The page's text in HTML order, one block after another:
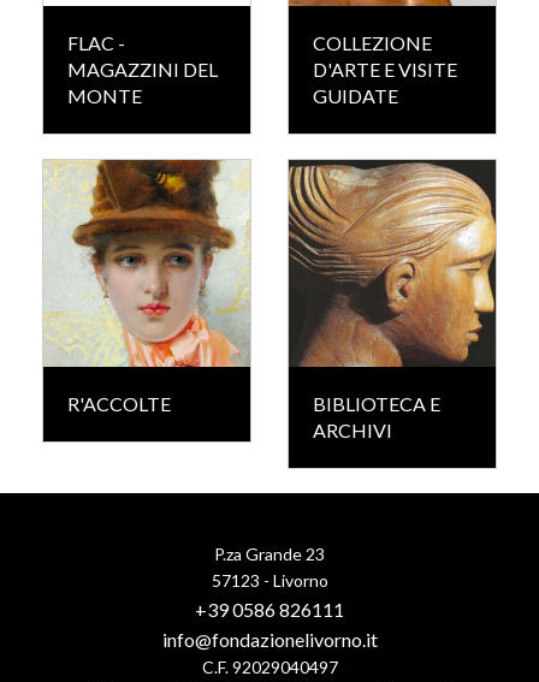
FLAC -
MAGAZZINI DEL
MONTE
COLLEZIONE
D'ARTE E VISITE
GUIDATE
R'ACCOLTE
BIBLIOTECA E
ARCHIVI
P.za Grande 23
57123 - Livorno
+39 0586 826111
info@fondazionelivorno.it
C.F. 92029040497